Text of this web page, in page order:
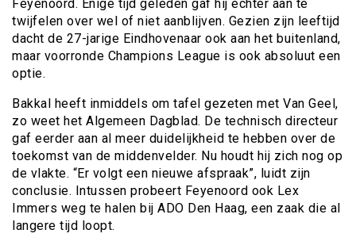
Feyenoord. Enige tijd geleden gaf hij echter aan te
twijfelen over wel of niet aanblijven. Gezien zijn leeftijd
dacht de 27-jarige Eindhovenaar ook aan het buitenland,
maar voorronde Champions League is ook absoluut een
optie.
Bakkal heeft inmiddels om tafel gezeten met Van Geel,
zo weet het Algemeen Dagblad. De technisch directeur
gaf eerder aan al meer duidelijkheid te hebben over de
toekomst van de middenvelder. Nu houdt hij zich nog op
de vlakte. “Er volgt een nieuwe afspraak”, luidt zijn
conclusie. Intussen probeert Feyenoord ook Lex
Immers weg te halen bij ADO Den Haag, een zaak die al
langere tijd loopt.